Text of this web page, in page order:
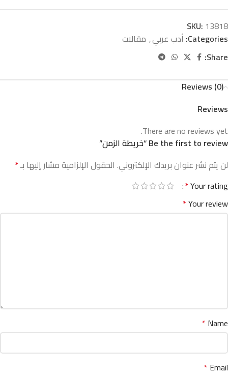
SKU: 13818
Categories: أدب عربي, مقالات
Share:
Reviews (0)
Reviews
There are no reviews yet.
Be the first to review “خريطة الزمن”
لن يتم نشر عنوان بريدك الإلكتروني. الحقول الإلزامية مشار إليها بـ*
Your rating
*
Your review
*
Name
*
Email
*